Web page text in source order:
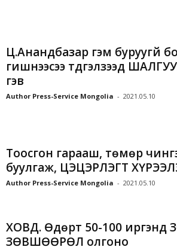
Ц.Анандбазар гэм буруугүй
гишүүнээсээ түдгэлзээд
гэв
Author Press-Service Mongolia - 2021.05.10
Тоосгон гарааш, төмөр
буулгаж, ЦЭЦЭРЛЭГТ
Author Press-Service Mongolia - 2021.05.10
ХОВД. Өдөрт 50-100 иргэнд
ЗӨВШӨӨРӨЛ олгоно